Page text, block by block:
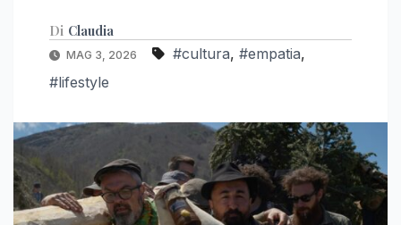
Di Claudia
MAG 3, 2026 #cultura, #empatia,
#lifestyle